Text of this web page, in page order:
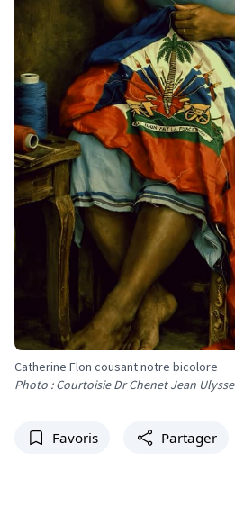
Catherine Flon cousant notre bicolore
Photo : Courtoisie Dr Chenet Jean Ulysse
Favoris Partager